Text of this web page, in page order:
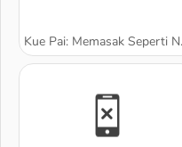
Kue Pai: Memasak Seperti Nyata